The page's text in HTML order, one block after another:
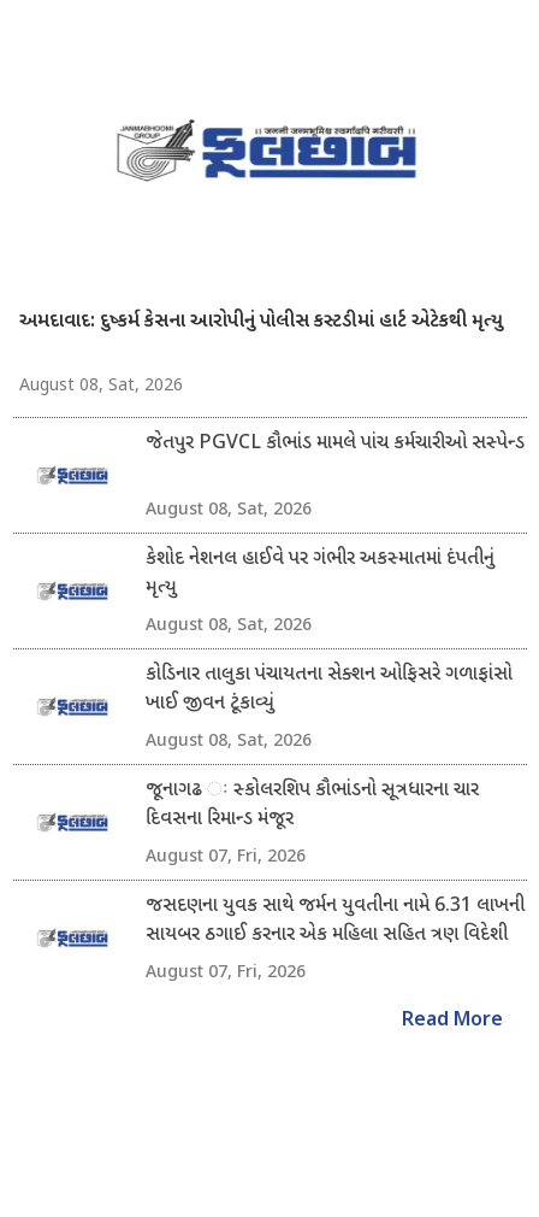
અમદાવાદ: દુષ્કર્મ કેસના આરોપીનું પોલીસ કસ્ટડીમાં હાર્ટ એટેકથી મૃત્યુ
August 08, Sat, 2026
જેતપુર PGVCL કૌભાંડ મામલે પાંચ કર્મચારીઓ સસ્પેન્ડ
August 08, Sat, 2026
કેશોદ નેશનલ હાઈવે પર ગંભીર અકસ્માતમાં દંપતીનું
મૃત્યુ
August 08, Sat, 2026
કોડિનાર તાલુકા પંચાયતના સેક્શન ઓફિસરે ગળાફાંસો
ખાઈ જીવન ટૂંકાવ્યું
August 08, Sat, 2026
જૂનાગઢ ઃ સ્કોલરશિપ કૌભાંડનો સૂત્રધારના ચાર
દિવસના રિમાન્ડ મંજૂર
August 07, Fri, 2026
જસદણના યુવક સાથે જર્મન યુવતીના નામે 6.31 લાખની
સાયબર ઠગાઈ કરનાર એક મહિલા સહિત ત્રણ વિદેશી
નાગરિક ઝડપાયા
August 07, Fri, 2026
Read More